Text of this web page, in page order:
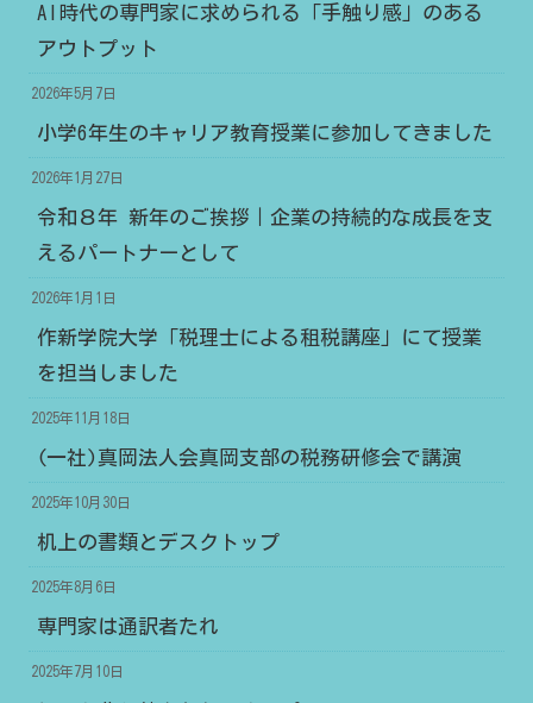
AI時代の専門家に求められる「手触り感」のある
アウトプット
2026年5月7日
小学6年生のキャリア教育授業に参加してきました
2026年1月27日
令和８年 新年のご挨拶｜企業の持続的な成長を支
えるパートナーとして
2026年1月1日
作新学院大学「税理士による租税講座」にて授業
を担当しました
2025年11月18日
(一社)真岡法人会真岡支部の税務研修会で講演
2025年10月30日
机上の書類とデスクトップ
2025年8月6日
専門家は通訳者たれ
2025年7月10日